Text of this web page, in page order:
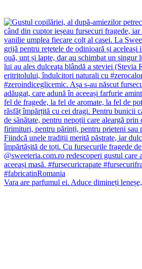
Vara are parfumul ei. Aduce dimineți